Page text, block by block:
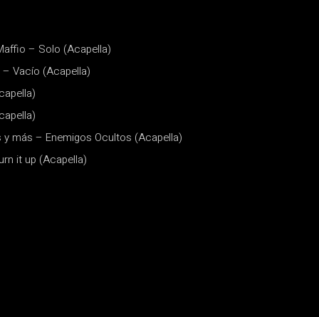
– Solo (Acapella)
– Vacío (Acapella)
y más – Enemigos Ocultos (Acapella)
it up (Acapella)